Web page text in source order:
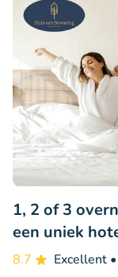
1, 2 of 3
een uniek
8.7 Excellent